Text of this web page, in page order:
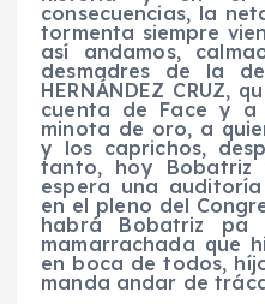
consecuencias, la
tormenta siempre
así andamos,
desmadres de la
HERNÁNDEZ CRUZ,
cuenta de Face y
minota de oro, a
y los caprichos,
tanto, hoy Bobatriz
espera una
en el pleno del
habrá Bobatriz
mamarrachada que
en boca de todos,
manda andar de